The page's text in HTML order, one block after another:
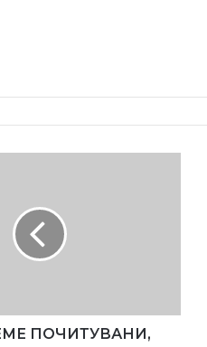
ПОЧИТУВАНИ,